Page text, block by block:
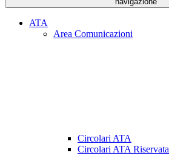
ATA
Area Comunicazioni
Circolari ATA
Circolari ATA Riservata